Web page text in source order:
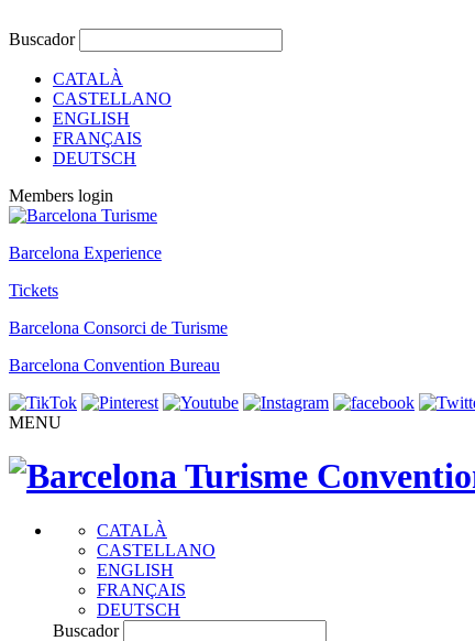
Buscador
CATALÀ
CASTELLANO
ENGLISH
FRANÇAIS
DEUTSCH
Members login
Barcelona Experience
Tickets
Barcelona Consorci de Turisme
Barcelona Convention Bureau
MENU
CATALÀ
CASTELLANO
ENGLISH
FRANÇAIS
DEUTSCH
Buscador